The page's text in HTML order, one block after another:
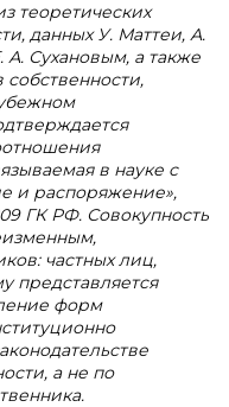
теоретических
данных У. Маттеи, А.
Сухановым, а также
в науке с
и распоряжение»,
ГК РФ. Совокупность
частных лиц,
представляется
форм
а не по